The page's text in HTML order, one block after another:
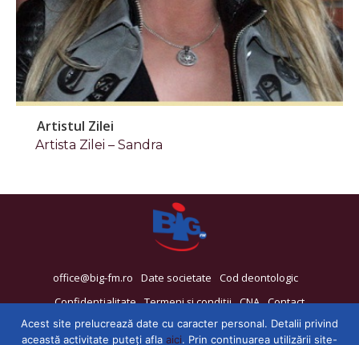
Artistul Zilei
Artista Zilei – Sandra
office@big-fm.ro Date societate
Cod deontologic
Confidențialitate Termeni și condiții CNA Contact
Acest site prelucrează date cu caracter personal. Detalii privind
această activitate puteți afla aici. Prin continuarea utilizării site-